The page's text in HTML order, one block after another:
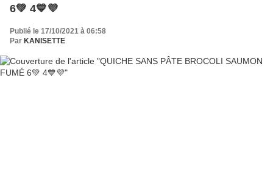
6💚 4💙💜
Publié le 17/10/2021 à 06:58
Par KANISETTE